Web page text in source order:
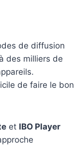
de diffusion
des milliers de
de faire le bon
et IBO Player